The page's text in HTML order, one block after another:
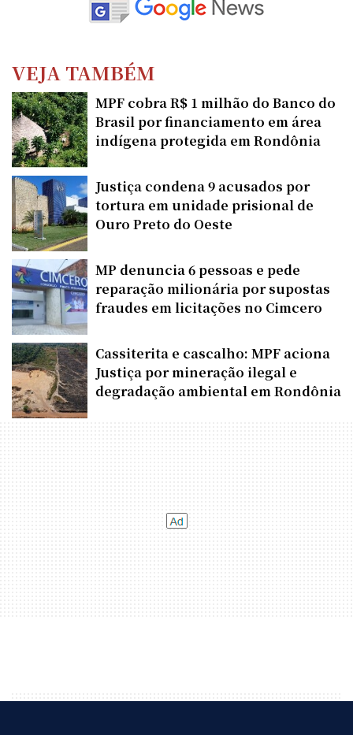
VEJA TAMBÉM
MPF cobra R$ 1 milhão do Banco do
Brasil por financiamento em área
indígena protegida em Rondônia
Justiça condena 9 acusados por
tortura em unidade prisional de
Ouro Preto do Oeste
MP denuncia 6 pessoas e pede
reparação milionária por supostas
fraudes em licitações no Cimcero
Cassiterita e cascalho: MPF aciona
Justiça por mineração ilegal e
degradação ambiental em Rondônia